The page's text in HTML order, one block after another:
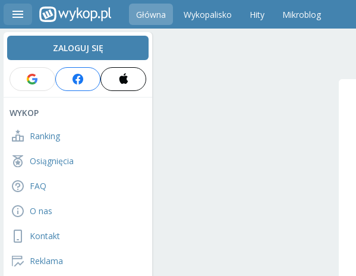
Główna Wykopalisko Hity Mikroblog
ZALOGUJ SIĘ
WYKOP
Ranking
Osiągnięcia
FAQ
O nas
Kontakt
Reklama